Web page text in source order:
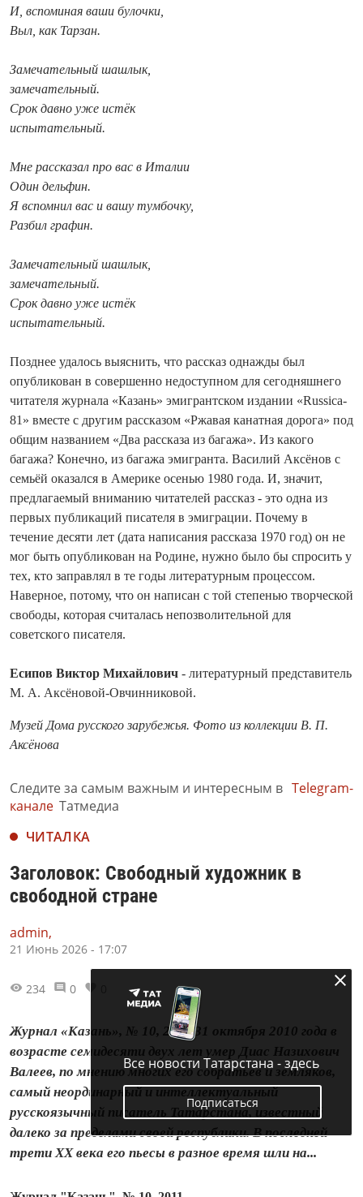
И, вспоминая ваши булочки,
Выл, как Тарзан.
Замечательный шашлык,
замечательный.
Срок давно уже истёк
испытательный.
Мне рассказал про вас в Италии
Один дельфин.
Я вспомнил вас и вашу тумбочку,
Разбил графин.
Замечательный шашлык,
замечательный.
Срок давно уже истёк
испытательный.
Позднее удалось выяснить, что рассказ однажды был
опубликован в совершенно недоступном для сегодняшнего
читателя журнала «Казань» эмигрантском издании «Russica-
81» вместе с другим рассказом «Ржавая канатная дорога» под
общим названием «Два рассказа из багажа». Из какого
багажа? Конечно, из багажа эмигранта. Василий Аксёнов с
семьёй оказался в Америке осенью 1980 года. И, значит,
предлагаемый вниманию читателей рассказ - это одна из
первых публикаций писателя в эмиграции. Почему в
течение десяти лет (дата написания рассказа 1970 год) он не
мог быть опубликован на Родине, нужно было бы спросить у
тех, кто заправлял в те годы литературным процессом.
Наверное, потому, что он написан с той степенью творческой
свободы, которая считалась непозволительной для
советского писателя.
Есипов Виктор Михайлович - литературный представитель
М. А. Аксёновой-Овчинниковой.
Музей Дома русского зарубежья. Фото из коллекции В. П.
Аксёнова
Следите за самым важным и интересным в Telegram-
канале Татмедиа
ЧИТАЛКА
Заголовок: Свободный художник в
свободной стране
admin,
21 Июнь 2026 - 17:07
234 0
Журнал «Казань», № 10, 2011 31 октября 2010 года в
возрасте семидесяти двух лет умер Диас Назихович
Валеев, по мнению многих его собратьев и земляков,
самый неординарный и интеллектуальный
русскоязычный писатель Татарстана, известный
далеко за пределами своей республики. В последней
трети ХХ века его пьесы в разное время шли на...
Все новости Татарстана - здесь
Подписаться